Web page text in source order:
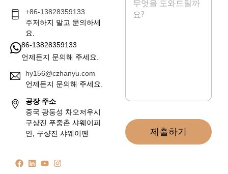
+86-13828359133
주저하지 말고 문의하세
요.
86-13828359133
언제든지 문의해 주세요.
hy156@czhanyu.com
언제든지 문의해 주세요.
공장 주소
중국 광둥성 차오저우시
구샹진 푸중촌 샤웨이피
안, 구샹진 샤웨이폔
제출하기